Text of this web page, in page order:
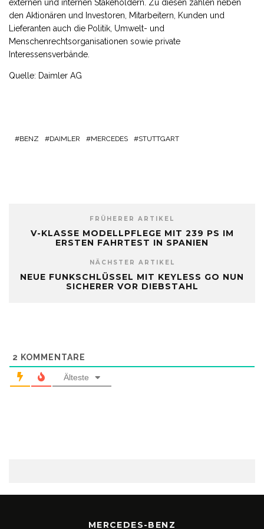
externen und internen Stakeholdern. Zu diesen zählen neben
den Aktionären und Investoren, Mitarbeitern, Kunden und
Lieferanten auch die Politik, Umwelt- und
Menschenrechtsorganisationen sowie private
Interessensverbände.
Quelle: Daimler AG
BENZ DAIMLER MERCEDES STUTTGART
FRÜHERER ARTIKEL
V-KLASSE MODELLPFLEGE MIT 239 PS IM
ERSTEN FAHRTEST IN SPANIEN
NÄCHSTER ARTIKEL
NEUE FUNKSCHLÜSSEL MIT KEYLESS GO NUN
SICHERER VOR DIEBSTAHL
2 KOMMENTARE
Älteste
MERCEDES-BENZ